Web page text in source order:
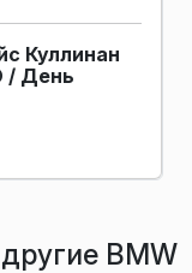
Куллинан
/ День
BMW